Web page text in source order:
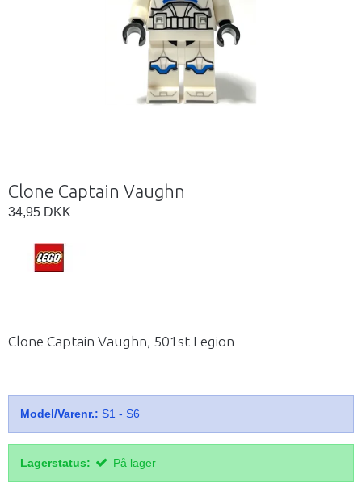
Clone Captain Vaughn
34,95 DKK
Clone Captain Vaughn, 501st Legion
Model/Varenr.: S1 - S6
Lagerstatus: På lager